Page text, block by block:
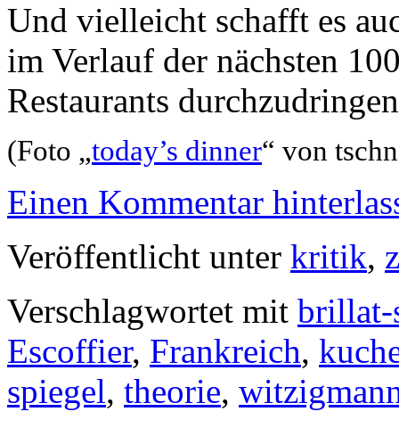
Und vielleicht schafft es
im Verlauf der nächsten
Restaurants
(Foto „today’s dinner“ von
Einen Kommentar
Veröffentlicht unter kritik,
Verschlagwortet mit brillat-
Escoffier, Frankreich,
spiegel, theorie,